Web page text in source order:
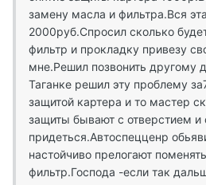
замену масла и фильтра.Вся
2000руб.Спросил сколько
фильтр и прокладку привезу
мне.Решил позвонить другому
Таганке решил эту проблему
защитой картера и то мастер
защиты бывают с отверстием и
придеться.Автоспецценр
настойчиво прелогают
фильтр.Господа -если так